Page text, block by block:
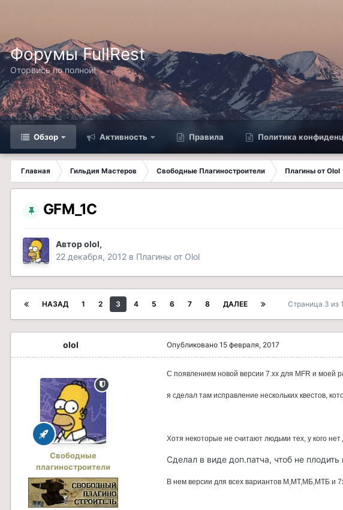
Форумы FullRest
Оторвись по полной!
Обзор Активность Правила Политика
Главная Гильдия Мастеров Свободные Плагиностроители Плагины от Olol
GFM_1C
Авторolol,
22 декабря, 2012 в Плагины от Olol
НАЗАД 1 2 3 4 5 6 7 8 ДАЛЕЕ Страница 3 из
olol
Свободные
плагиностроители
Опубликовано 15 февраля, 2017
С появлением новой версии 7.хх для MFR и моей
я сделал там исправление нескольких квестов,
Хотя некоторые не считают людьми тех, у кого
Сделал в виде доп.патча, чтоб не
В нем версии для всех вариантов М,МТ,МБ,МТБ и